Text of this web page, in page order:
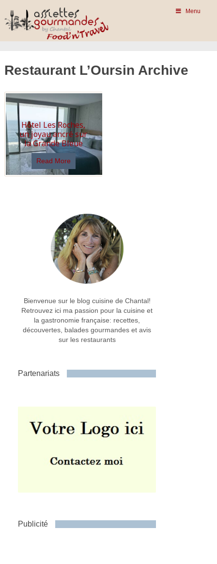
Menu
Restaurant L’Oursin Archive
Hôtel Les Roches,
un joyau ancré sur
la Grande Bleue
Read More
Bienvenue sur le blog cuisine de Chantal!
Retrouvez ici ma passion pour la cuisine et
la gastronomie française: recettes,
découvertes, balades gourmandes et avis
sur les restaurants
Partenariats
Publicité